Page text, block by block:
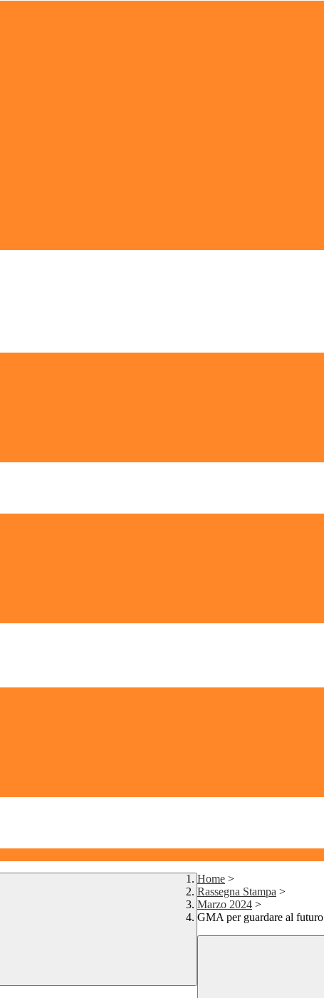
Home >
Rassegna Stampa >
Marzo 2024 >
GMA per guardare al futuro